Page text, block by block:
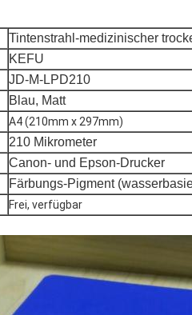
Tintenstrahl-medizinischer
KEFU
JD-M-LPD210
Blau, Matt
A4 (210mm x 297mm)
210 Mikrometer
Canon- und Epson-Drucker
Färbungs-Pigment
Frei, verfügbar